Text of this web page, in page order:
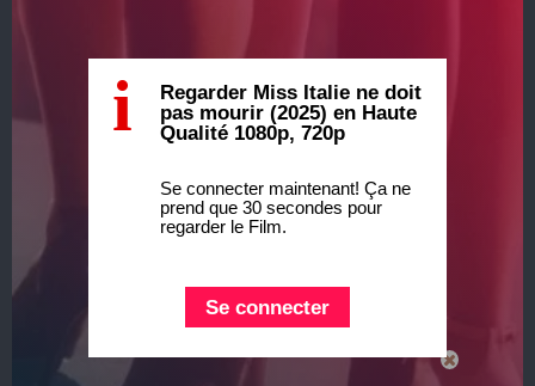
i
Regarder Miss Italie ne doit
pas mourir (2025) en Haute
Qualité 1080p, 720p
Se connecter maintenant! Ça ne
prend que 30 secondes pour
regarder le Film.
Se connecter